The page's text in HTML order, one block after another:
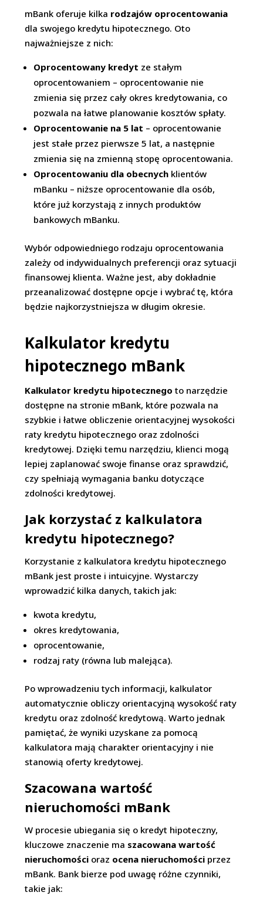
mBank oferuje kilka rodzajów oprocentowania
dla swojego kredytu hipotecznego. Oto
najważniejsze z nich:
Oprocentowany kredyt ze stałym
oprocentowaniem – oprocentowanie nie
zmienia się przez cały okres kredytowania, co
pozwala na łatwe planowanie kosztów spłaty.
Oprocentowanie na 5 lat – oprocentowanie
jest stałe przez pierwsze 5 lat, a następnie
zmienia się na zmienną stopę oprocentowania.
Oprocentowaniu dla obecnych klientów
mBanku – niższe oprocentowanie dla osób,
które już korzystają z innych produktów
bankowych mBanku.
Wybór odpowiedniego rodzaju oprocentowania
zależy od indywidualnych preferencji oraz sytuacji
finansowej klienta. Ważne jest, aby dokładnie
przeanalizować dostępne opcje i wybrać tę, która
będzie najkorzystniejsza w długim okresie.
Kalkulator kredytu
hipotecznego mBank
Kalkulator kredytu hipotecznego to narzędzie
dostępne na stronie mBank, które pozwala na
szybkie i łatwe obliczenie orientacyjnej wysokości
raty kredytu hipotecznego oraz zdolności
kredytowej. Dzięki temu narzędziu, klienci mogą
lepiej zaplanować swoje finanse oraz sprawdzić,
czy spełniają wymagania banku dotyczące
zdolności kredytowej.
Jak korzystać z kalkulatora
kredytu hipotecznego?
Korzystanie z kalkulatora kredytu hipotecznego
mBank jest proste i intuicyjne. Wystarczy
wprowadzić kilka danych, takich jak:
kwota kredytu,
okres kredytowania,
oprocentowanie,
rodzaj raty (równa lub malejąca).
Po wprowadzeniu tych informacji, kalkulator
automatycznie obliczy orientacyjną wysokość raty
kredytu oraz zdolność kredytową. Warto jednak
pamiętać, że wyniki uzyskane za pomocą
kalkulatora mają charakter orientacyjny i nie
stanowią oferty kredytowej.
Szacowana wartość
nieruchomości mBank
W procesie ubiegania się o kredyt hipoteczny,
kluczowe znaczenie ma szacowana wartość
nieruchomości oraz ocena nieruchomości przez
mBank. Bank bierze pod uwagę różne czynniki,
takie jak: